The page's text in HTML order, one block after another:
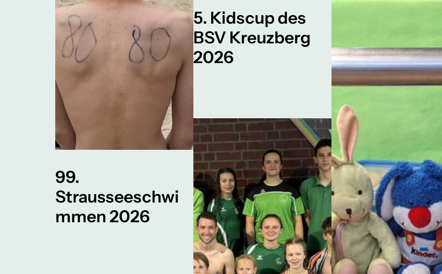
99.
Strausseeschwi
mmen 2026
5. Kidscup des
BSV Kreuzberg
2026